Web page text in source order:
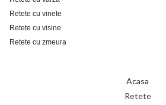
Retete cu vinete
Retete cu visine
Retete cu zmeura
Acasa
Retete